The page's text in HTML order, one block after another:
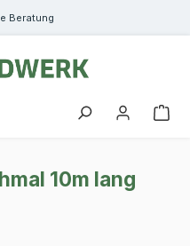
Beratung
10m lang